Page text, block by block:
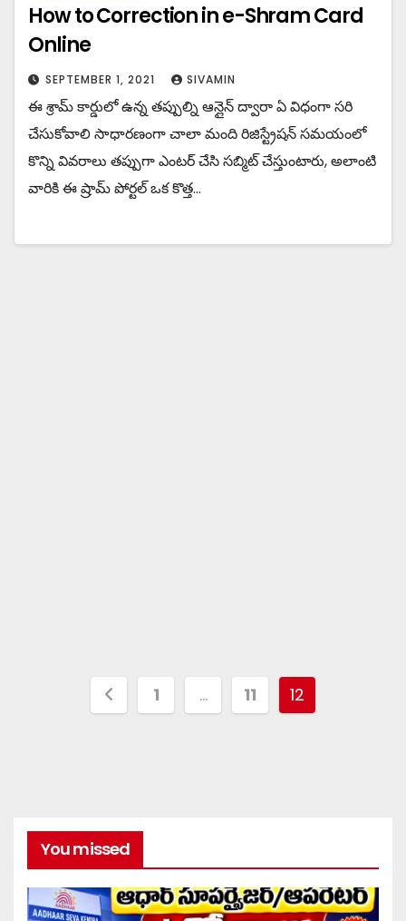
How to Correction in e-Shram Card
Online
SEPTEMBER 1, 2021 SIVAMIN
ఈ శ్రామ్ కార్డులో ఉన్న తప్పుల్ని ఆన్లైన్ ద్వారా ఏ విధంగా సరి
చేసుకోవాలి సాధారణంగా చాలా మంది రిజిస్ట్రేషన్ సమయంలో
కొన్ని వివరాలు తప్పుగా ఎంటర్ చేసి సబ్మిట్ చేస్తుంటారు, అలాంటి
వారికి ఈ ష్రామ్ పోర్టల్ ఒక కొత్త…
1 … 11 12
You missed